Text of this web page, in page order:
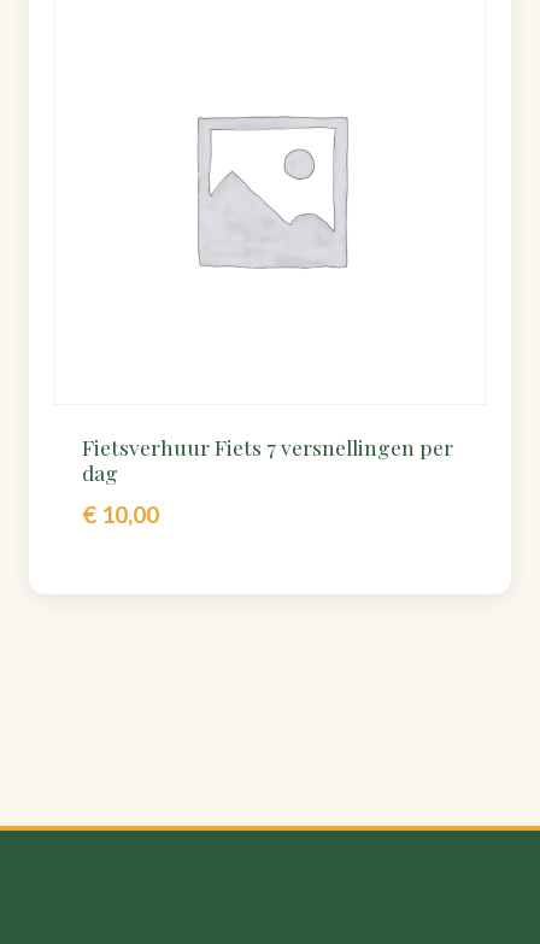
Fietsverhuur Fiets 7 versnellingen per
dag
€ 10,00